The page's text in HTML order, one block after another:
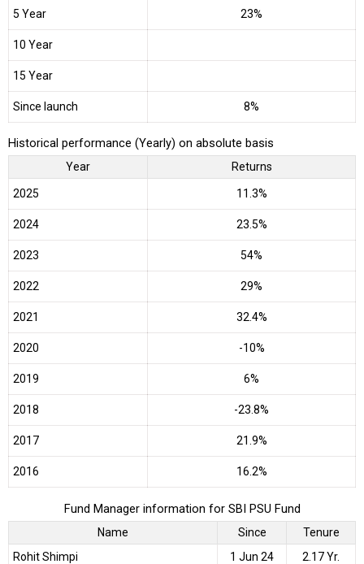
5 Year 23%
10 Year
15 Year
Since launch 8%
Historical performance (Yearly) on absolute basis
Year Returns
2025 11.3%
2024 23.5%
2023 54%
2022 29%
2021 32.4%
2020 -10%
2019 6%
2018 -23.8%
2017 21.9%
2016 16.2%
Fund Manager information for SBI PSU Fund
Name Since
Tenure
Rohit Shimpi
1 Jun 24 2.17 Yr.